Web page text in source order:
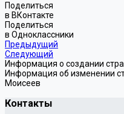
Поделиться
в ВКонтакте
Поделиться
в Одноклассники
Предыдущий
Следующий
Информация о создании
Информация об изменении
Моисеев
Контакты